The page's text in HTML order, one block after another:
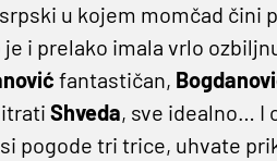
u kojem momčad čini
i prelako imala vrlo
fantastičan,
Shveda, sve idealno… I
pogode tri trice, uhvate